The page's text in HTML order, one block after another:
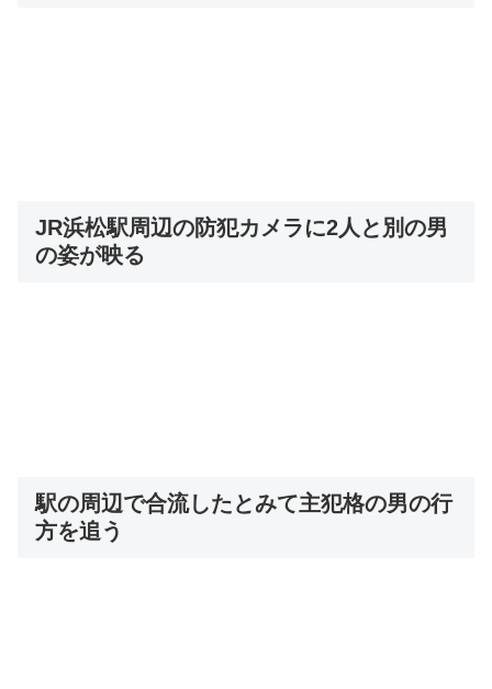
JR浜松駅周辺の防犯カメラに2人と別の男
の姿が映る
駅の周辺で合流したとみて主犯格の男の行
方を追う